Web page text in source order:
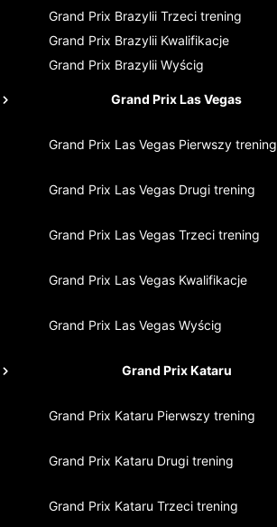
Grand Prix Brazylii Trzeci trening
Grand Prix Brazylii Kwalifikacje
Grand Prix Brazylii Wyścig
Grand Prix Las Vegas
Grand Prix Las Vegas Pierwszy trening
Grand Prix Las Vegas Drugi trening
Grand Prix Las Vegas Trzeci trening
Grand Prix Las Vegas Kwalifikacje
Grand Prix Las Vegas Wyścig
Grand Prix Kataru
Grand Prix Kataru Pierwszy trening
Grand Prix Kataru Drugi trening
Grand Prix Kataru Trzeci trening